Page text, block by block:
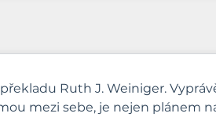
Ruth J. Weiniger.
mezi sebe, je nejen plánem